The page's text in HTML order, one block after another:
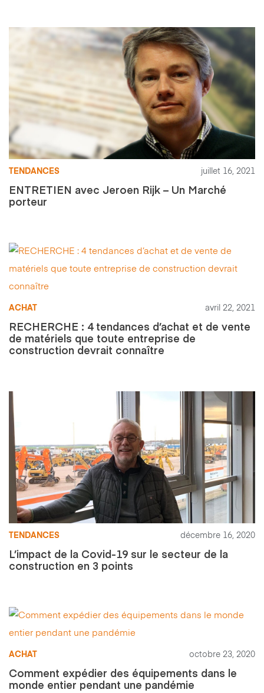
TENDANCES juillet 16, 2021
ENTRETIEN avec Jeroen Rijk – Un Marché
porteur
ACHAT avril 22, 2021
RECHERCHE : 4 tendances d’achat et de vente
de matériels que toute entreprise de
construction devrait connaître
TENDANCES décembre 16, 2020
L’impact de la Covid-19 sur le secteur de la
construction en 3 points
ACHAT octobre 23, 2020
Comment expédier des équipements dans le
monde entier pendant une pandémie